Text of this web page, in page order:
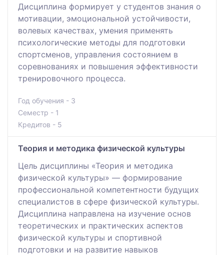
Дисциплина формирует у студентов знания о
мотивации, эмоциональной устойчивости,
волевых качествах, умения применять
психологические методы для подготовки
спортсменов, управления состоянием в
соревнованиях и повышения эффективности
тренировочного процесса.
Год обучения - 3
Семестр - 1
Кредитов - 5
Теория и методика физической культуры
Цель дисциплины «Теория и методика
физической культуры» — формирование
профессиональной компетентности будущих
специалистов в сфере физической культуры.
Дисциплина направлена на изучение основ
теоретических и практических аспектов
физической культуры и спортивной
подготовки и на развитие навыков